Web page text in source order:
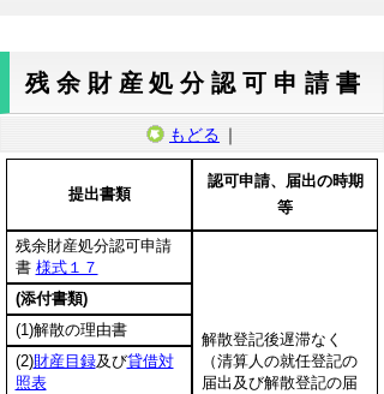
残余財産処分認可申請書
もどる ｜
提出書類
認可申請、届出の時期
等
残余財産処分認可申請
書 様式１７
解散登記後遅滞なく
（清算人の就任登記の
届出及び解散登記の届
(添付書類)
(1)解散の理由書
(2)財産目録及び貸借対
照表